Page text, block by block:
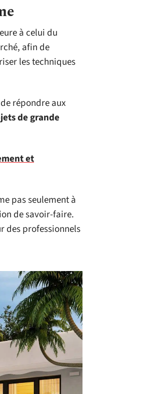
à celui du
afin de
les techniques
répondre aux
de grande
et
pas seulement à
de savoir-faire.
des professionnels